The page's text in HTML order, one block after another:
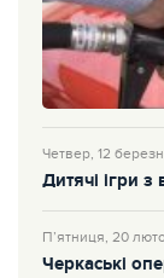
Четвер, 12
Дитячі ігри
П’ятниця, 20
Черкаські